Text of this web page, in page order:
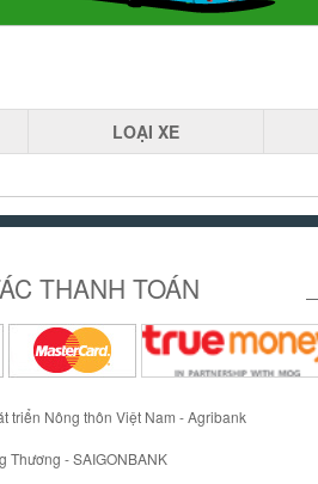
LOẠI XE
THANH TOÁN
triển Nông thôn Việt Nam - Agribank
Thương - SAIGONBANK